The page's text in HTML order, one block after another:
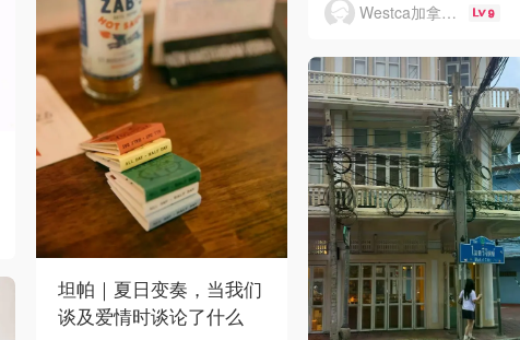
Westca加拿大生活 9
坦帕｜夏日变奏，当我们
谈及爱情时谈论了什么